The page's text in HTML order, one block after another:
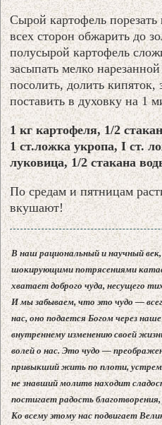
Сырой картофель
всех сторон обжарить до
полусырой картофель
засыпать мелко
посолить, долить
поставить в духовку на 1
1 кг картофеля, 1/2
1 ст.ложка укропа, I cт.
луковица, 1/2 стакана
По средам и пятницам
вкушают!
В наш рациональный и научный
шокирующими потрясениями
хватает доброго чуда, несущего
И мы забываем, что это чудо —
нас, оно подается Богом через
внутреннему изменению своей
волей о нас. Это чудо —
привыкший жить по плоти,
не знавший молитв находит
постигает радость
Ко всему этому нас подвигает